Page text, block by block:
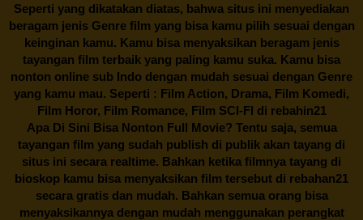
Seperti yang dikatakan diatas, bahwa situs ini menyediakan
beragam jenis Genre film yang bisa kamu pilih sesuai dengan
keinginan kamu. Kamu bisa menyaksikan beragam jenis
tayangan film terbaik yang paling kamu suka. Kamu bisa
nonton online sub Indo dengan mudah sesuai dengan Genre
yang kamu mau. Seperti : Film Action, Drama, Film Komedi,
Film Horor, Film Romance, Film SCI-FI di rebahin21
Apa Di Sini Bisa Nonton Full Movie? Tentu saja, semua
tayangan film yang sudah publish di publik akan tayang di
situs ini secara realtime. Bahkan ketika filmnya tayang di
bioskop kamu bisa menyaksikan film tersebut di rebahan21
secara gratis dan mudah. Bahkan semua orang bisa
menyaksikannya dengan mudah menggunakan perangkat